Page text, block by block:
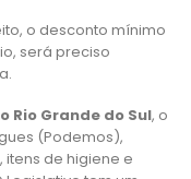
o desconto mínimo
será preciso
Rio Grande do Sul, o
(Podemos),
de higiene e